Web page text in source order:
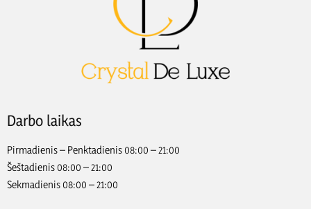
Darbo laikas
Pirmadienis – Penktadienis 08:00 – 21:00
Šeštadienis 08:00 – 21:00
Sekmadienis 08:00 – 21:00